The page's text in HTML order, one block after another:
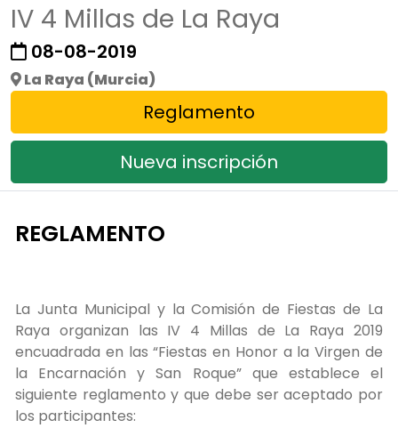
IV 4 Millas de La Raya
08-08-2019
La Raya (Murcia)
Reglamento
Nueva inscripción
REGLAMENTO
La Junta Municipal y la Comisión de Fiestas de La
Raya organizan las IV 4 Millas de La Raya 2019
encuadrada en las “Fiestas en Honor a la Virgen de
la Encarnación y San Roque” que establece el
siguiente reglamento y que debe ser aceptado por
los participantes: